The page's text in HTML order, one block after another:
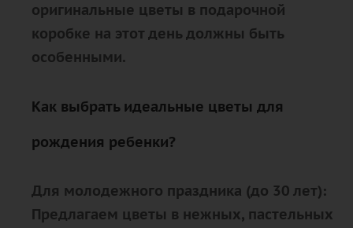
оригинальные цветы в подарочной
коробке на этот день должны быть
особенными.
Как выбрать идеальные цветы для
рождения ребенки?
Для молодежного праздника (до 30 лет):
Предлагаем цветы в нежных, пастельных